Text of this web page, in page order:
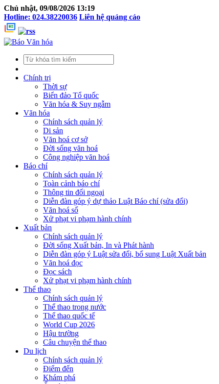
Chủ nhật, 09/08/2026 13:19
Hotline: 024.38220036 Liên hệ quảng cáo
Chính trị
Thời sự
Biển đảo Tổ quốc
Văn hóa & Suy ngẫm
Văn hóa
Chính sách quản lý
Di sản
Văn hoá cơ sở
Đời sống văn hoá
Công nghiệp văn hoá
Báo chí
Chính sách quản lý
Toàn cảnh báo chí
Thông tin đối ngoại
Diễn đàn góp ý dự thảo Luật Báo chí (sửa đổi)
Văn hoá số
Xử phạt vi phạm hành chính
Xuất bản
Chính sách quản lý
Đời sống Xuất bản, In và Phát hành
Diễn đàn góp ý Luật sửa đổi, bổ sung Luật Xuất bản
Văn hoá đọc
Đọc sách
Xử phạt vi phạm hành chính
Thể thao
Chính sách quản lý
Thể thao trong nước
Thể thao quốc tế
World Cup 2026
Hậu trường
Câu chuyện thể thao
Du lịch
Chính sách quản lý
Điểm đến
Khám phá